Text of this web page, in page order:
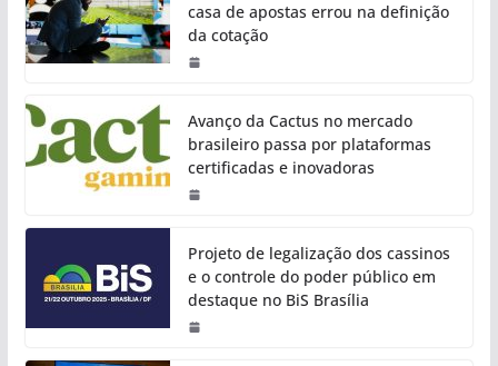
casa de apostas errou na definição
da cotação
Avanço da Cactus no mercado
brasileiro passa por plataformas
certificadas e inovadoras
Projeto de legalização dos cassinos
e o controle do poder público em
destaque no BiS Brasília